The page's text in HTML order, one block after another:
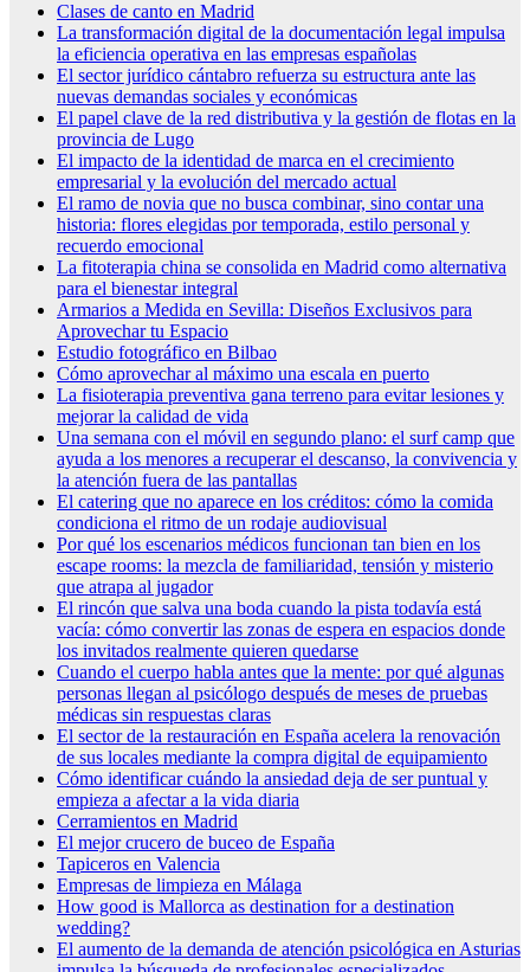
Clases de canto en Madrid
La transformación digital de la documentación legal impulsa
la eficiencia operativa en las empresas españolas
El sector jurídico cántabro refuerza su estructura ante las
nuevas demandas sociales y económicas
El papel clave de la red distributiva y la gestión de flotas en la
provincia de Lugo
El impacto de la identidad de marca en el crecimiento
empresarial y la evolución del mercado actual
El ramo de novia que no busca combinar, sino contar una
historia: flores elegidas por temporada, estilo personal y
recuerdo emocional
La fitoterapia china se consolida en Madrid como alternativa
para el bienestar integral
Armarios a Medida en Sevilla: Diseños Exclusivos para
Aprovechar tu Espacio
Estudio fotográfico en Bilbao
Cómo aprovechar al máximo una escala en puerto
La fisioterapia preventiva gana terreno para evitar lesiones y
mejorar la calidad de vida
Una semana con el móvil en segundo plano: el surf camp que
ayuda a los menores a recuperar el descanso, la convivencia y
la atención fuera de las pantallas
El catering que no aparece en los créditos: cómo la comida
condiciona el ritmo de un rodaje audiovisual
Por qué los escenarios médicos funcionan tan bien en los
escape rooms: la mezcla de familiaridad, tensión y misterio
que atrapa al jugador
El rincón que salva una boda cuando la pista todavía está
vacía: cómo convertir las zonas de espera en espacios donde
los invitados realmente quieren quedarse
Cuando el cuerpo habla antes que la mente: por qué algunas
personas llegan al psicólogo después de meses de pruebas
médicas sin respuestas claras
El sector de la restauración en España acelera la renovación
de sus locales mediante la compra digital de equipamiento
Cómo identificar cuándo la ansiedad deja de ser puntual y
empieza a afectar a la vida diaria
Cerramientos en Madrid
El mejor crucero de buceo de España
Tapiceros en Valencia
Empresas de limpieza en Málaga
How good is Mallorca as destination for a destination
wedding?
El aumento de la demanda de atención psicológica en Asturias